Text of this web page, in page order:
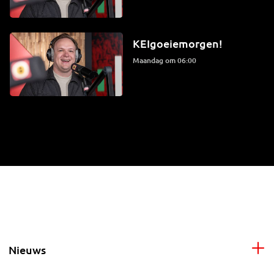
KEIgoeiemorgen!
maandag om 06:00
Nieuws